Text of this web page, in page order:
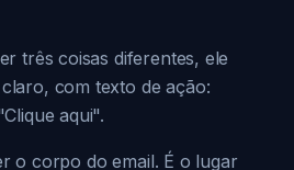
três coisas diferentes, ele
com texto de ação:
aqui".
o corpo do email. É o lugar